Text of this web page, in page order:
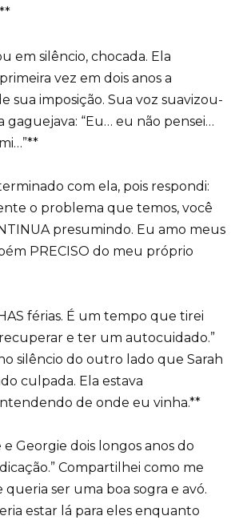
em silêncio, chocada. Ela
vez em dois anos a
sua imposição. Sua voz suavizou-
gaguejava: “Eu… eu não pensei…
com ela, pois respondi:
o problema que temos, você
presumindo. Eu amo meus
PRECISO do meu próprio
férias. É um tempo que tirei
e ter um autocuidado.”
silêncio do outro lado que Sarah
culpada. Ela estava
de onde eu vinha.**
e Georgie dois longos anos do
Compartilhei como me
ser uma boa sogra e avó.
estar lá para eles enquanto